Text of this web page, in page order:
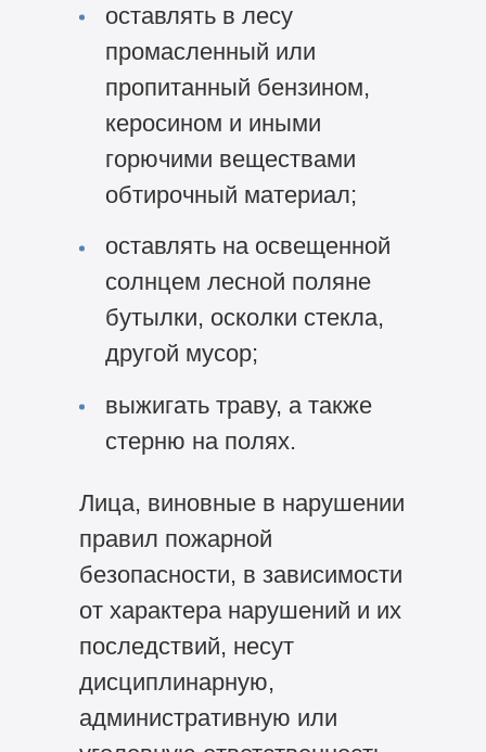
оставлять в лесу
промасленный или
пропитанный бензином,
керосином и иными
горючими веществами
обтирочный материал;
оставлять на освещенной
солнцем лесной поляне
бутылки, осколки стекла,
другой мусор;
выжигать траву, а также
стерню на полях.
Лица, виновные в нарушении
правил пожарной
безопасности, в зависимости
от характера нарушений и их
последствий, несут
дисциплинарную,
административную или